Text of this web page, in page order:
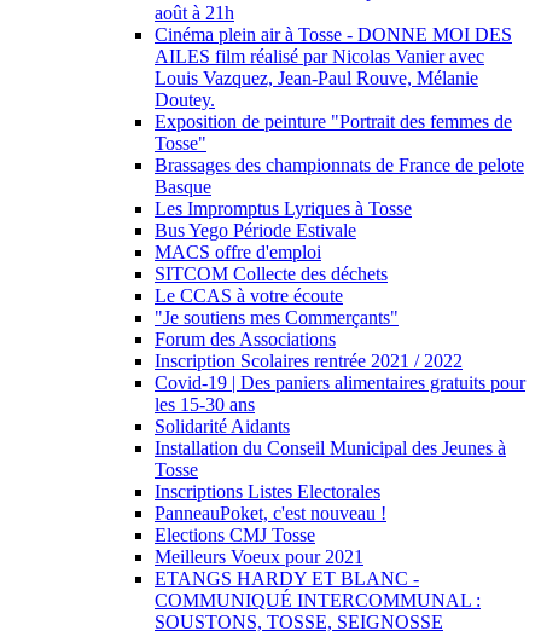
août à 21h
Cinéma plein air à Tosse - DONNE MOI DES
AILES film réalisé par Nicolas Vanier avec
Louis Vazquez, Jean-Paul Rouve, Mélanie
Doutey.
Exposition de peinture "Portrait des femmes de
Tosse"
Brassages des championnats de France de pelote
Basque
Les Impromptus Lyriques à Tosse
Bus Yego Période Estivale
MACS offre d'emploi
SITCOM Collecte des déchets
Le CCAS à votre écoute
"Je soutiens mes Commerçants"
Forum des Associations
Inscription Scolaires rentrée 2021 / 2022
Covid-19 | Des paniers alimentaires gratuits pour
les 15-30 ans
Solidarité Aidants
Installation du Conseil Municipal des Jeunes à
Tosse
Inscriptions Listes Electorales
PanneauPoket, c'est nouveau !
Elections CMJ Tosse
Meilleurs Voeux pour 2021
ETANGS HARDY ET BLANC -
COMMUNIQUÉ INTERCOMMUNAL :
SOUSTONS, TOSSE, SEIGNOSSE